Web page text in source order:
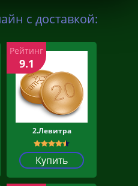
с доставкой:
2.Левитра
Купить
Рейтинг
9.1